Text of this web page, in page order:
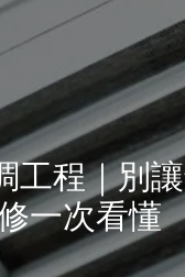
工程｜別
一次看懂